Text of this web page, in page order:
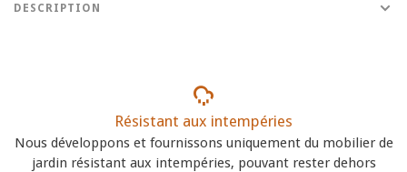
DESCRIPTION
Résistant aux intempéries
Nous développons et fournissons uniquement du mobilier de
jardin résistant aux intempéries, pouvant rester dehors